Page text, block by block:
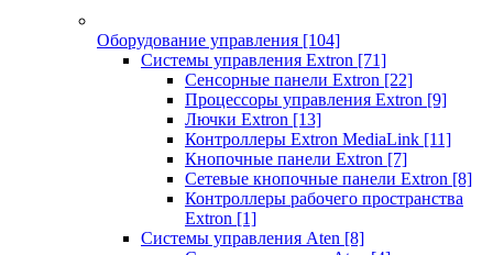
Оборудование управления [104]
Системы управления Extron [71]
Сенсорные панели Extron [22]
Процессоры управления Extron [9]
Лючки Extron [13]
Контроллеры Extron MediaLink [11]
Кнопочные панели Extron [7]
Сетевые кнопочные панели Extron [8]
Контроллеры рабочего пространства
Extron [1]
Системы управления Aten [8]